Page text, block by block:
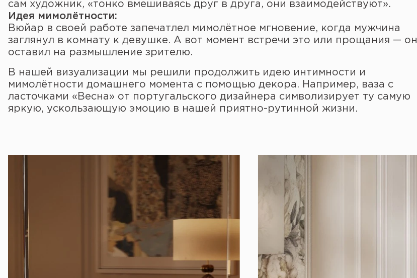
сам художник, «тонко вмешиваясь друг в друга, они взаимодействуют».
Идея мимолётности:
Вюйар в своей работе запечатлел мимолётное мгновение, когда мужчина
заглянул в комнату к девушке. А вот момент встречи это или прощания — он
оставил на размышление зрителю.
В нашей визуализации мы решили продолжить идею интимности и
мимолётности домашнего момента с помощью декора. Например, ваза с
ласточками «Весна» от португальского дизайнера символизирует ту самую
яркую, ускользающую эмоцию в нашей приятно-рутинной жизни.